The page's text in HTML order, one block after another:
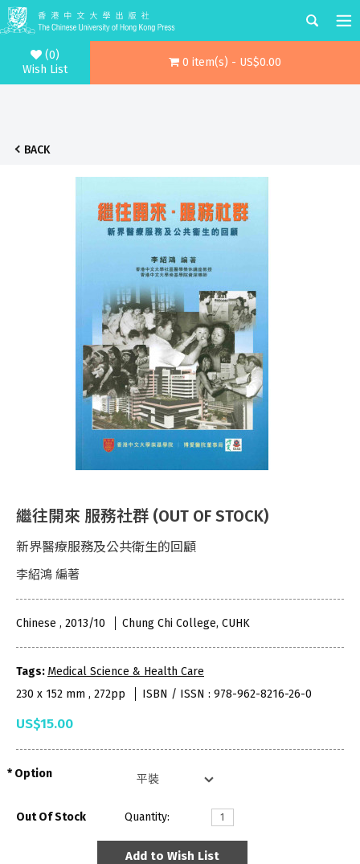
(0)
Wish List
0 item(s) - US$0.00
BACK
繼往開來 服務社群 (OUT OF STOCK)
新界醫療服務及公共衛生的回顧
李紹鴻 編著
Chinese , 2013/10 Chung Chi College, CUHK
Tags: Medical Science & Health Care
230 x 152 mm , 272pp
ISBN / ISSN : 978-962-8216-26-0
US$15.00
Option
Out Of Stock Quantity:
Add to Wish List